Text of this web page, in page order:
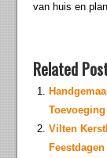
van huis en
Related
Vilten
Feestdagen